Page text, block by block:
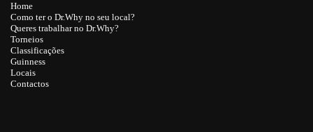
Home
Como ter o Dr.Why no seu local?
Queres trabalhar no Dr.Why?
Torneios
Classificações
Guinness
Locais
Contactos